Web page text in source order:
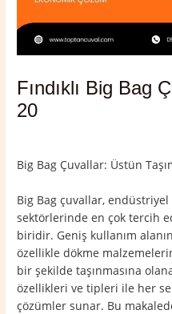
Fındıklı Big Bag
20
Big Bag Çuvallar: Üstün
Big Bag çuvallar, endüstriyel
sektörlerinde en çok tercih
biridir. Geniş kullanım
özellikle dökme
bir şekilde taşınmasına
özellikleri ve tipleri ile her
çözümler sunar. Bu